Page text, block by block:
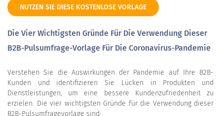
NUTZEN SIE DIESE KOSTENLOSE VORLAGE
Die Vier Wichtigsten Gründe Für Die Verwendung Dieser
B2B-Pulsumfrage-Vorlage Für Die Coronavirus-Pandemie
Verstehen Sie die Auswirkungen der Pandemie auf Ihre B2B-
Kunden und identifizieren Sie Lücken in Produkten und
Dienstleistungen, um eine bessere Kundenzufriedenheit zu
erzielen. Die vier wichtigsten Gründe für die Verwendung dieser
B2B-Pulsumfragevorlage sind: